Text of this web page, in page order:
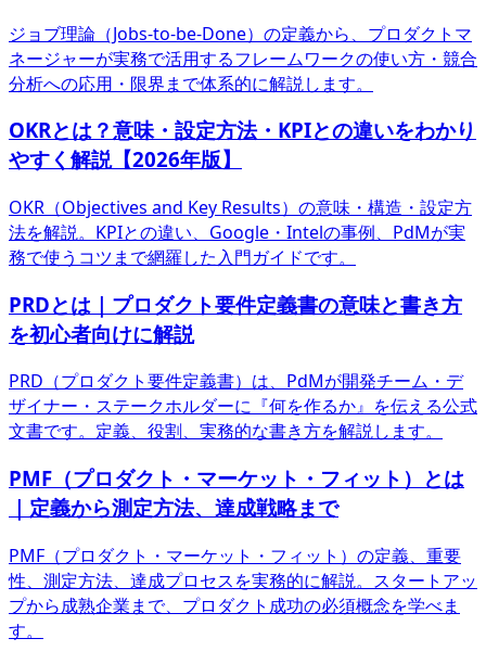
ジョブ理論（Jobs-to-be-Done）の定義から、プロダクトマ
ネージャーが実務で活用するフレームワークの使い方・競合
分析への応用・限界まで体系的に解説します。
OKRとは？意味・設定方法・KPIとの違いをわかり
やすく解説【2026年版】
OKR（Objectives and Key Results）の意味・構造・設定方
法を解説。KPIとの違い、Google・Intelの事例、PdMが実
務で使うコツまで網羅した入門ガイドです。
PRDとは｜プロダクト要件定義書の意味と書き方
を初心者向けに解説
PRD（プロダクト要件定義書）は、PdMが開発チーム・デ
ザイナー・ステークホルダーに『何を作るか』を伝える公式
文書です。定義、役割、実務的な書き方を解説します。
PMF（プロダクト・マーケット・フィット）とは
｜定義から測定方法、達成戦略まで
PMF（プロダクト・マーケット・フィット）の定義、重要
性、測定方法、達成プロセスを実務的に解説。スタートアッ
プから成熟企業まで、プロダクト成功の必須概念を学べま
す。